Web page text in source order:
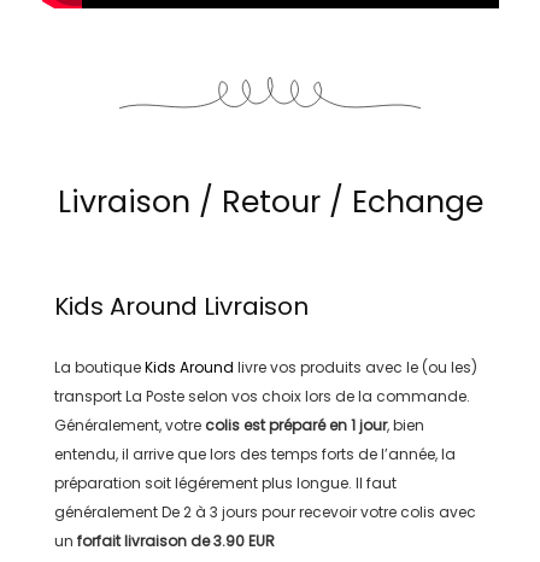
Livraison / Retour / Echange
Kids Around Livraison
La boutiqueKids Around livre vos produits avec le (ou les)
transportLa Posteselon vos choix lors de la commande.
Généralement, votre colis est préparé en1 jour, bien
entendu, il arrive que lors des temps forts de l’année, la
préparation soit légérement plus longue. Il faut
généralementDe 2 à 3 jours pour recevoir votre colis avec
un forfait livraison de3.90 EUR